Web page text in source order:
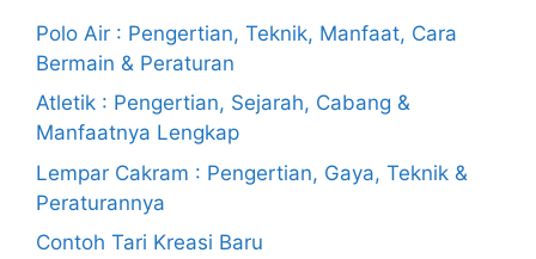
Polo Air : Pengertian, Teknik, Manfaat, Cara
Bermain & Peraturan
Atletik : Pengertian, Sejarah, Cabang &
Manfaatnya Lengkap
Lempar Cakram : Pengertian, Gaya, Teknik &
Peraturannya
Contoh Tari Kreasi Baru